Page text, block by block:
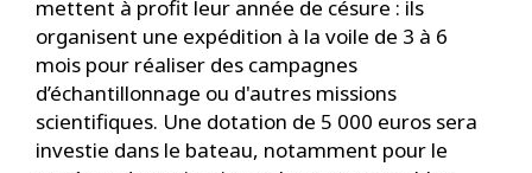
mettent à profit leur année de césure : ils
organisent une expédition à la voile de 3 à 6
mois pour réaliser des campagnes
d’échantillonnage ou d'autres missions
scientifiques. Une dotation de 5 000 euros sera
investie dans le bateau, notamment pour le